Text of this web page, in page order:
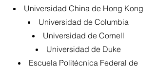
Universidad China de Hong Kong
Universidad de Columbia
Universidad de Cornell
Universidad de Duke
Escuela Politécnica Federal de